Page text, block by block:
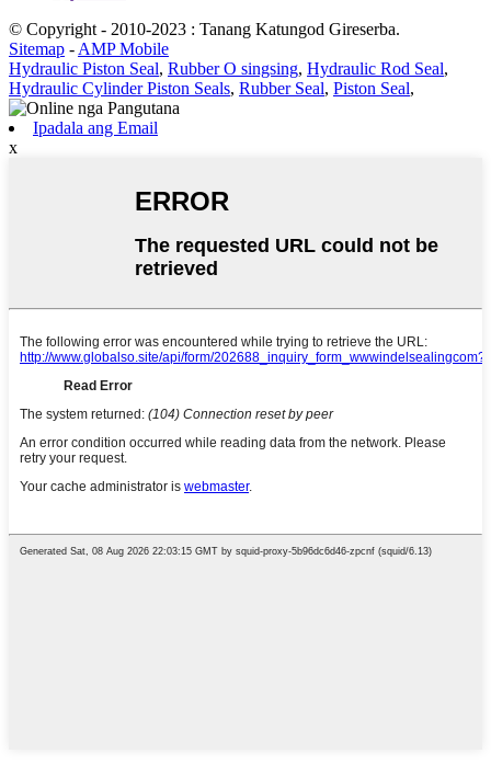
© Copyright - 2010-2023 : Tanang Katungod Gireserba.
Sitemap - AMP Mobile
Hydraulic Piston Seal, Rubber O singsing, Hydraulic Rod Seal,
Hydraulic Cylinder Piston Seals, Rubber Seal, Piston Seal,
Ipadala ang Email
x